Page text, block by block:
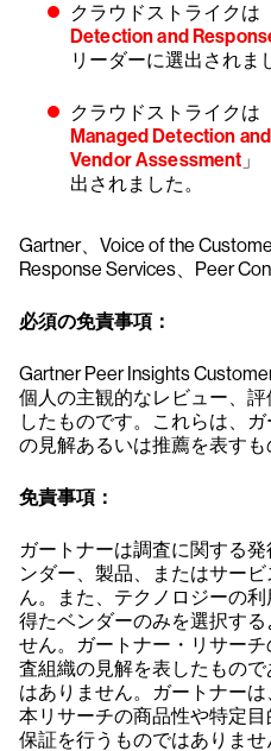
クラウドストライクは
Detection and
リーダーに選出されま
クラウドストライクは
Managed Detection
Vendor Assessment 」
出されました。
Gartner、Voice of the
Response Services、Peer
必須の免責事項：
Gartner Peer Insights
個人の主観的なレビュー、
したものです。これらは、
の見解あるいは推薦を表すも
免責事項：
ガートナーは調査に関する
ンダー、製品、またはサー
ん。また、テクノロジーの
得たベンダーのみを選択す
せん。ガートナー・リサー
査組織の見解を表したもの
はありません。ガートナーは
本リサーチの商品性や特定
保証を行うものではありませ